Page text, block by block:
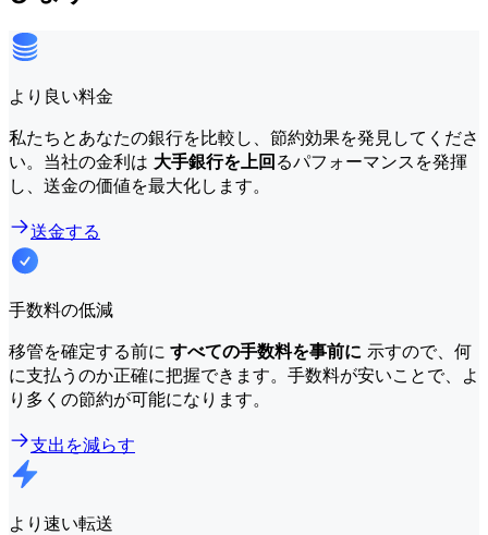
より良い料金
私たちとあなたの銀行を比較し、節約効果を発見してくださ
い。当社の金利は 大手銀行を上回るパフォーマンスを発揮
し、送金の価値を最大化します。
送金する
手数料の低減
移管を確定する前に すべての手数料を事前に 示すので、何
に支払うのか正確に把握できます。手数料が安いことで、よ
り多くの節約が可能になります。
支出を減らす
より速い転送